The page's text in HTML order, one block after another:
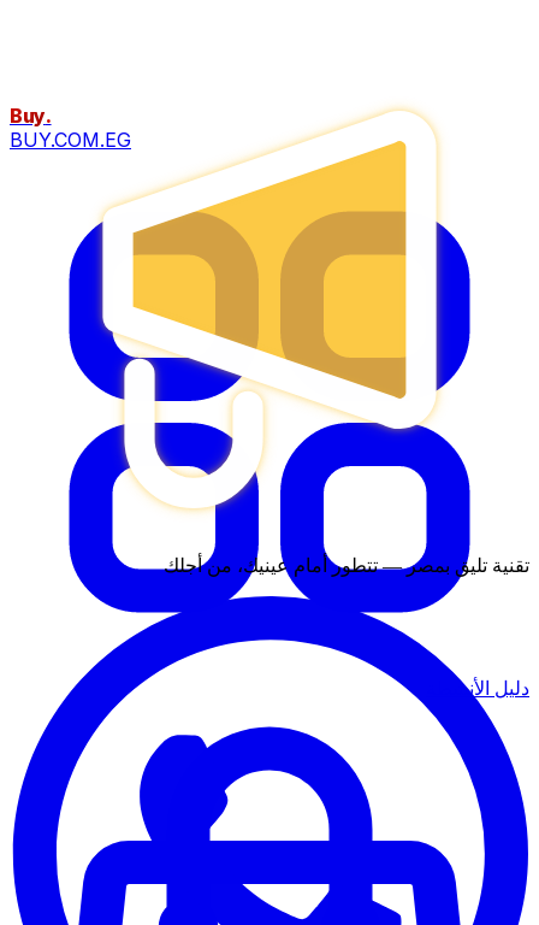
تقنية تليق بمصر — تتطور أمام عينيك، من أجلك
Buy.
BUY.COM.EG
دليل الأنشطة